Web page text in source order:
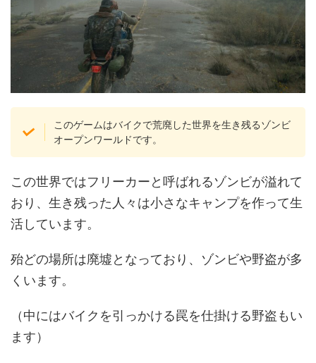
このゲームはバイクで荒廃した世界を生き残るゾンビ
オープンワールドです。
この世界ではフリーカーと呼ばれるゾンビが溢れて
おり、生き残った人々は小さなキャンプを作って生
活しています。
殆どの場所は廃墟となっており、ゾンビや野盗が多
くいます。
（中にはバイクを引っかける罠を仕掛ける野盗もい
ます）